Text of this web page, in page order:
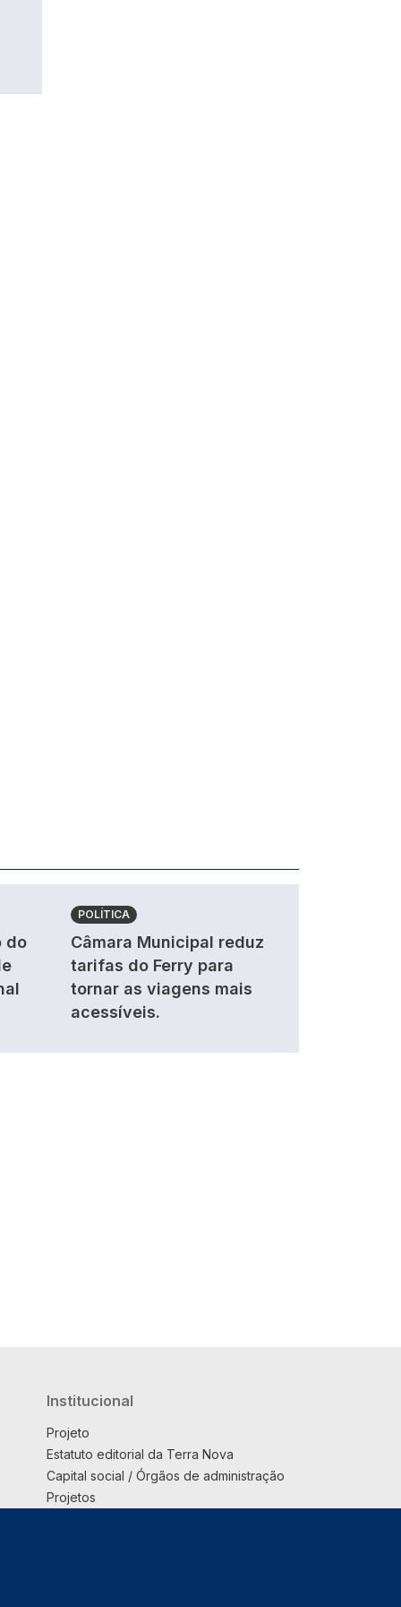
do
POLÍTICA
Câmara Municipal reduz
tarifas do Ferry para
tornar as viagens mais
acessíveis.
Institucional
Projeto
Estatuto editorial da Terra Nova
Capital social / Órgãos de administração
Projetos